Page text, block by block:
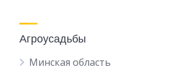
Агроусадьбы
Минская область